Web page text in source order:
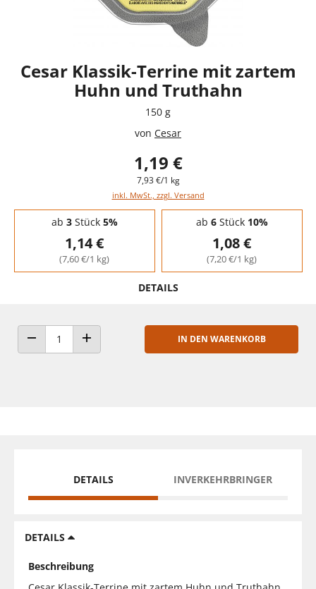
Cesar Klassik-Terrine mit zartem
Huhn und Truthahn
150 g
von Cesar
1,19 €
7,93 €/1 kg
inkl. MwSt., zzgl. Versand
Staffelpreise - Mengenrabatt
ab 3Stück 5%
1,14 €
(7,60 €/1 kg)
ab 6Stück 10%
1,08 €
(7,20 €/1 kg)
DETAILS
ANZAHL VERRINGERNANZAHL ERHÖHEN
IN DEN WARENKORB
DETAILS INVERKEHRBRINGER
DETAILS
Beschreibung